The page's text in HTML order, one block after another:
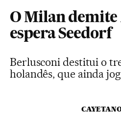
O Milan
espera Seedorf
Berlusconi destitui o
holandês, que ainda